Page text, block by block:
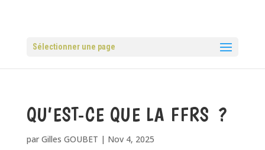
Sélectionner une page
QU’EST-CE QUE LA FFRS ?
par Gilles GOUBET | Nov 4, 2025